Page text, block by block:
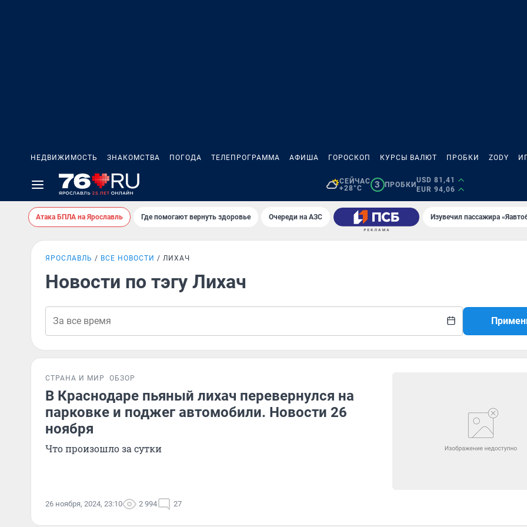
НЕДВИЖИМОСТЬ ЗНАКОМСТВА ПОГОДА ТЕЛЕПРОГРАММА АФИША ГОРОСКОП КУРСЫ ВАЛЮТ ПРОБКИ ZODY
СЕЙЧАС
+28°C
3 ПРОБКИ
USD 81,41
EUR 94,06
Атака БПЛА на Ярославль Где помогают вернуть здоровье Очереди на АЗС Изувечил пассажира
ЯРОСЛАВЛЬ ВСЕ НОВОСТИ ЛИХАЧ
Новости по тэгу Лихач
СТРАНА И МИР ОБЗОР
В Краснодаре пьяный лихач перевернулся на
парковке и поджег автомобили. Новости 26
ноября
Что произошло за сутки
26 ноября, 2024, 23:10 2 994 27